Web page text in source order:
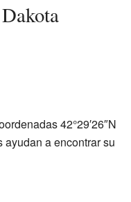
42°29′26″N
ayudan a encontrar su